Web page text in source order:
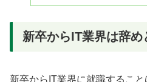
新卒からIT業界は辞
新卒からIT業界に就職するこ